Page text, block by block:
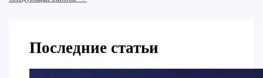
Последние статьи